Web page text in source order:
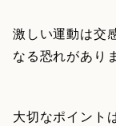
激しい運動は交
なる恐れがあり
大切なポイント